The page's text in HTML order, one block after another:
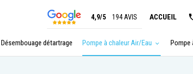
4,9/5 194 AVIS ACCUEIL
Désembouage détartrage Pompe à chaleur Air/Eau Pompe